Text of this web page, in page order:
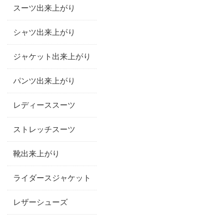
スーツ出来上がり
シャツ出来上がり
ジャケット出来上がり
パンツ出来上がり
レディーススーツ
ストレッチスーツ
靴出来上がり
ライダースジャケット
レザーシューズ